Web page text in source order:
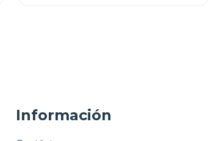
Información